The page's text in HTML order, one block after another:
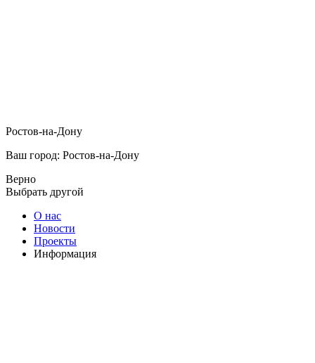
Ростов-на-Дону
Ваш город: Ростов-на-Дону
Верно
Выбрать другой
О нас
Новости
Проекты
Информация